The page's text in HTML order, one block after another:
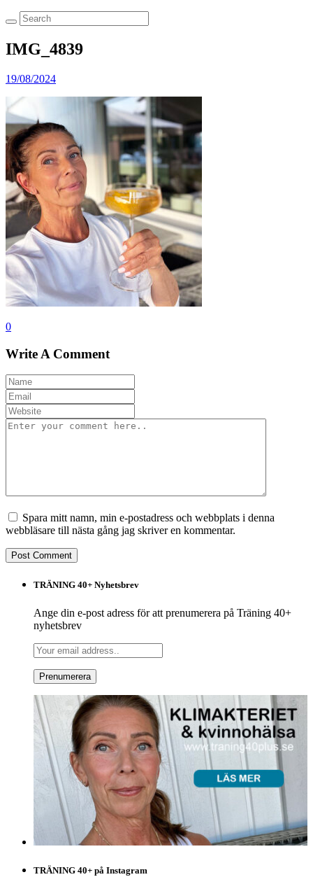
IMG_4839
19/08/2024
0
Write A Comment
Spara mitt namn, min e-postadress och webbplats i denna
webbläsare till nästa gång jag skriver en kommentar.
TRÄNING 40+ Nyhetsbrev
Ange din e-post adress för att prenumerera på Träning 40+
nyhetsbrev
TRÄNING 40+ på Instagram